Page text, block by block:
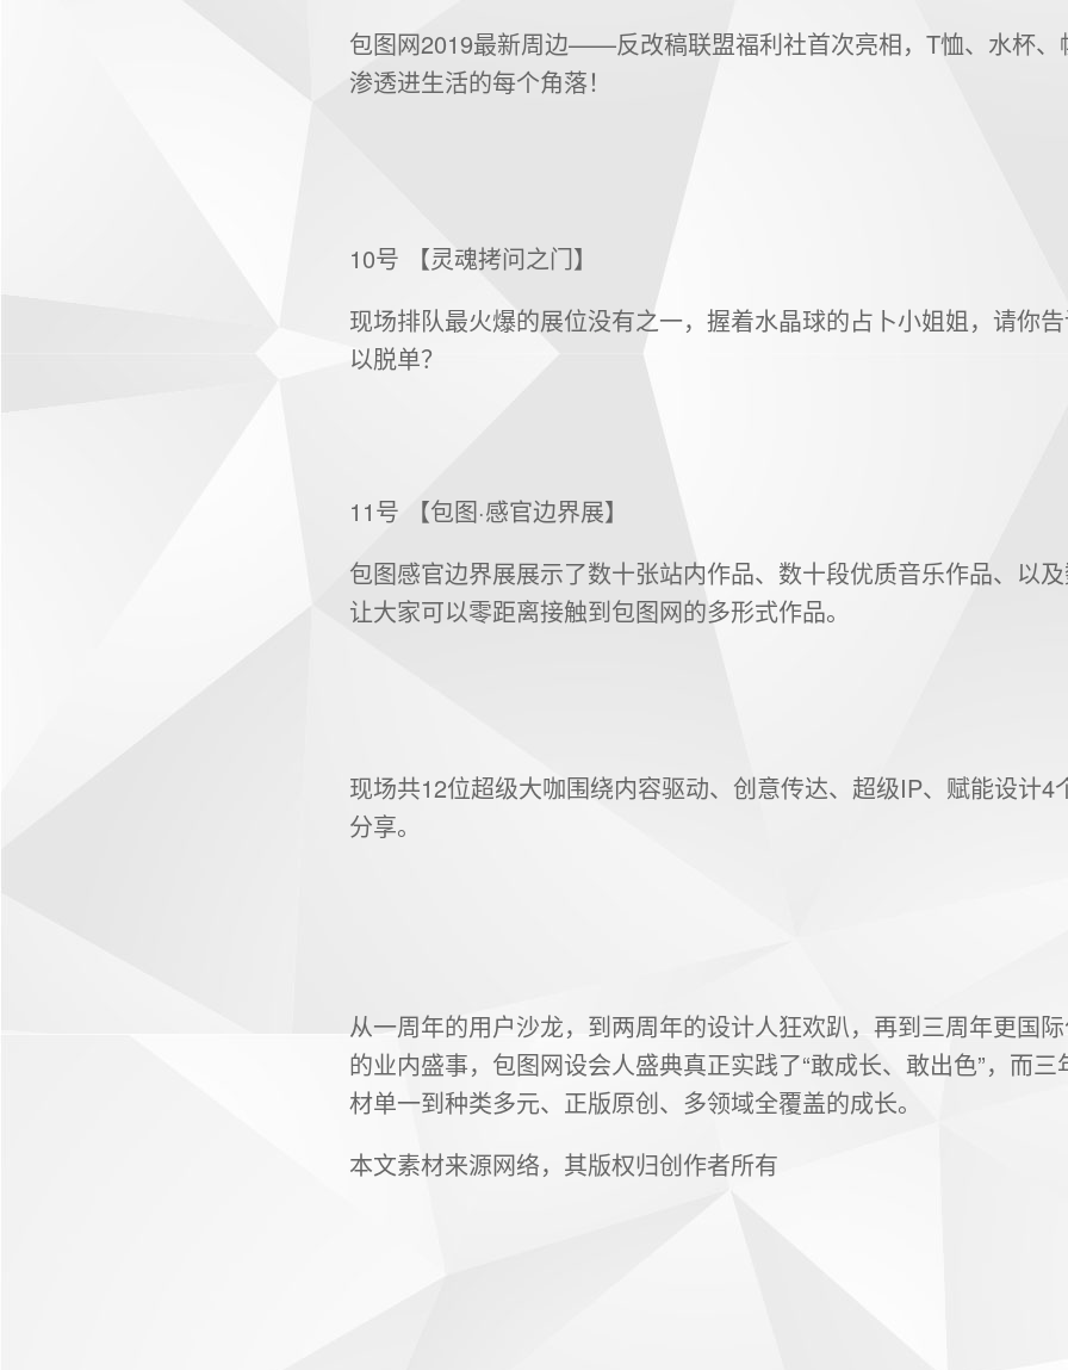
包图网2019最新周边——反改稿联盟福利社首次亮相，T恤、水杯、
渗透进生活的每个角落！
10号 【灵魂拷问之门】
现场排队最火爆的展位没有之一，握着水晶球的占卜小姐姐，请你
以脱单？
11号 【包图·感官边界展】
包图感官边界展展示了数十张站内作品、数十段优质音乐作品、以
让大家可以零距离接触到包图网的多形式作品。
现场共12位超级大咖围绕内容驱动、创意传达、超级IP、赋能设计4
分享。
从一周年的用户沙龙，到两周年的设计人狂欢趴，再到三周年更国
的业内盛事，包图网设会人盛典真正实践了“敢成长、敢出色”，而
材单一到种类多元、正版原创、多领域全覆盖的成长。
本文素材来源网络，其版权归创作者所有